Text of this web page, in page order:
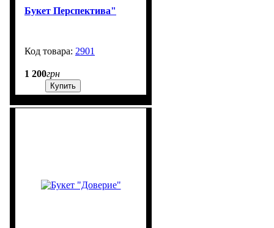
Букет Перспектива"
2901
1 200грн
Купить